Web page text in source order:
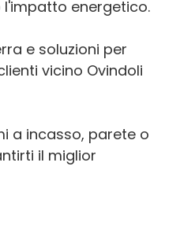
l'impatto energetico.
e soluzioni per
vicino Ovindoli
a incasso, parete o
il miglior